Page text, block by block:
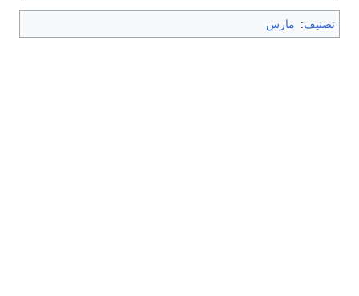
تصنيف: مارس